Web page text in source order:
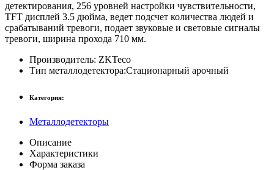
детектирования, 256 уровней настройки чувствительности,
TFT дисплей 3.5 дюйма, ведет подсчет количества людей и
срабатываний тревоги, подает звуковые и световые сигналы
тревоги, ширина прохода 710 мм.
Производитель: ZKTeco
Тип металлодетектора:Стационарный арочный
Категория:
Металлодетекторы
Описание
Характеристики
Форма заказа